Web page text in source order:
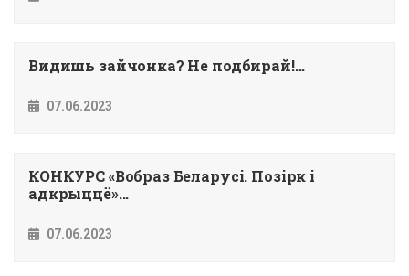
Видишь зайчонка? Не подбирай!...
07.06.2023
КОНКУРС «Вобраз Беларусi. Позiрк i
адкрыццё»...
07.06.2023